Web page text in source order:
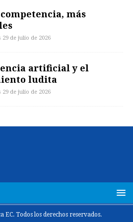
más
29 de julio de 2026
artificial y el
ludita
29 de julio de 2026
Todos los derechos reservados.